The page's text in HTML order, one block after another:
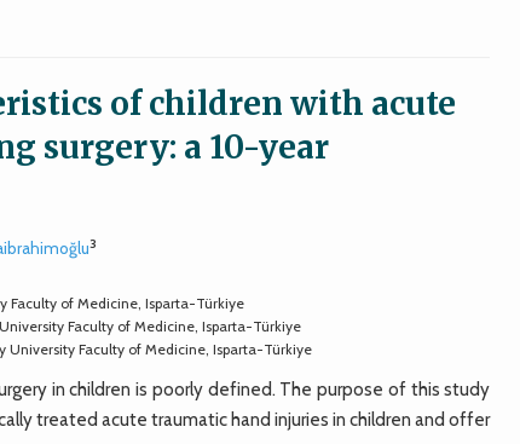
of children with acute
surgery: a 10-year
3
Faculty of Medicine, Isparta-Türkiye
Faculty of Medicine, Isparta-Türkiye
Faculty of Medicine, Isparta-Türkiye
in children is poorly defined. The purpose of this study
treated acute traumatic hand injuries in children and offer